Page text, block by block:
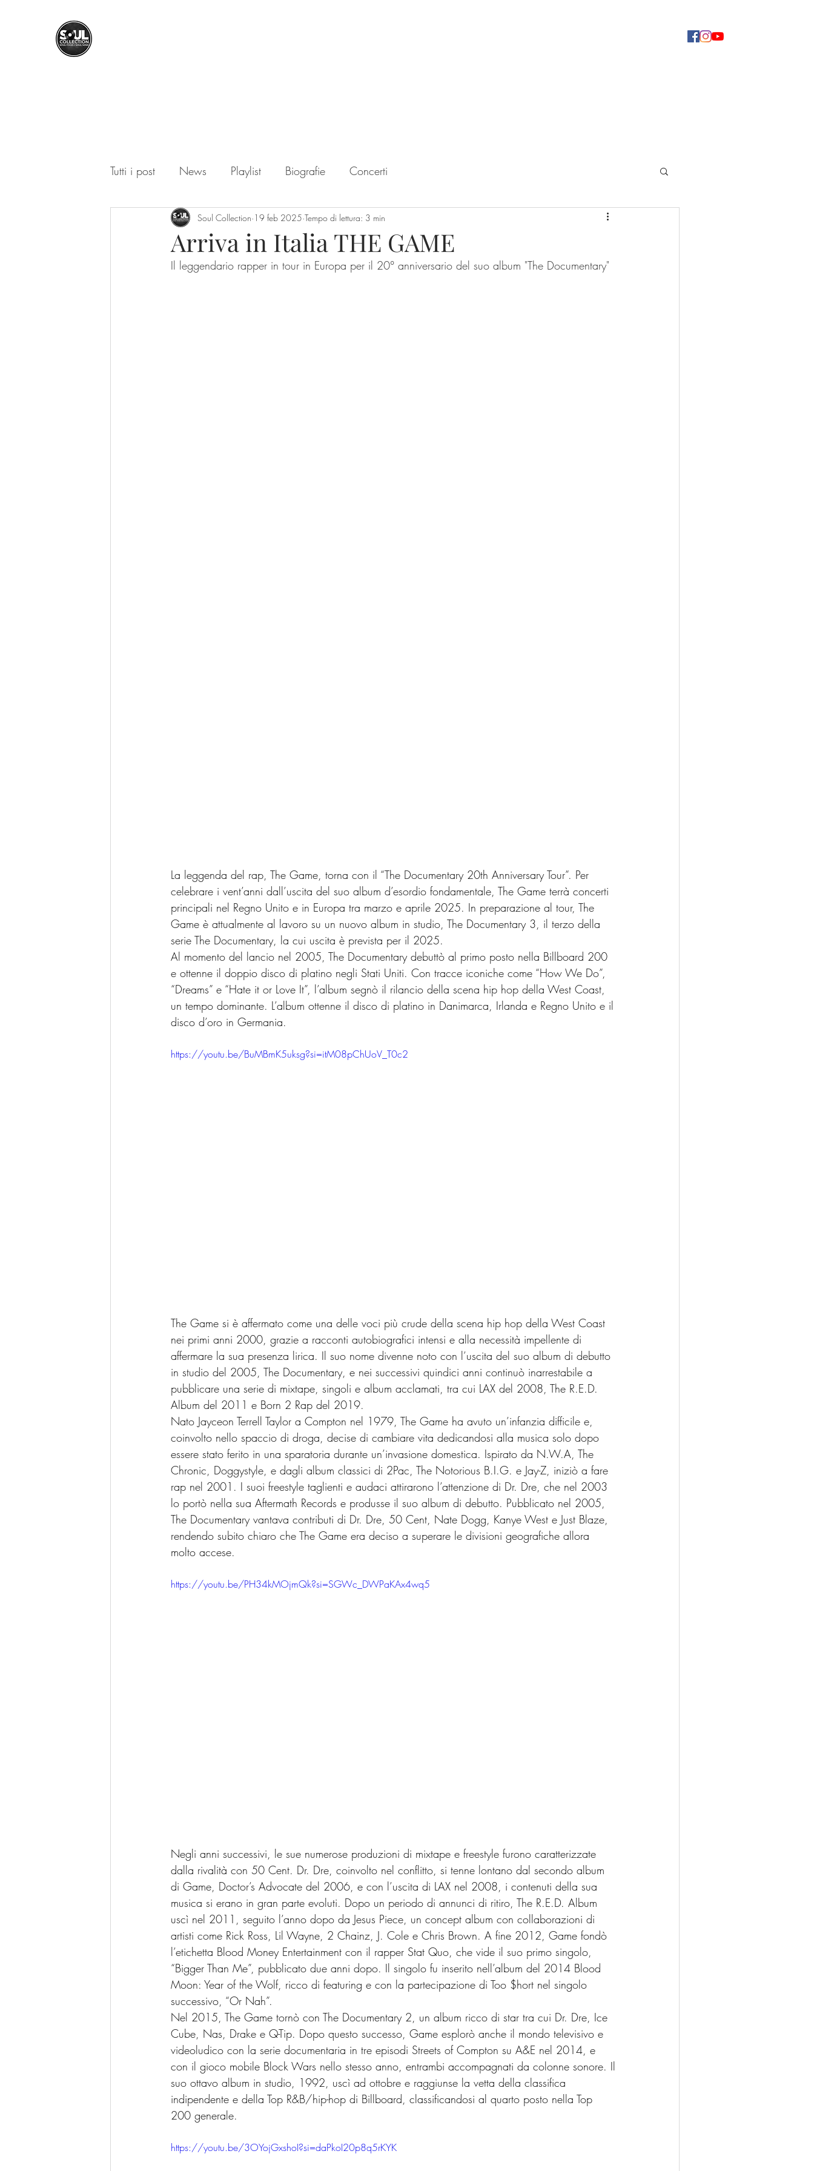
Tutti i post News Playlist Biografie Concerti
Arriva in Italia THE GAME
Soul Collection 19 feb 2025 Tempo di lettura: 3 min
Il leggendario rapper in tour in Europa per il 20° anniversario del suo album "The Documentary"
La leggenda del rap, The Game, torna con il “The Documentary 20th Anniversary Tour”. Per
celebrare i vent’anni dall’uscita del suo album d’esordio fondamentale, The Game terrà concerti
principali nel Regno Unito e in Europa tra marzo e aprile 2025. In preparazione al tour, The
Game è attualmente al lavoro su un nuovo album in studio, The Documentary 3, il terzo della
serie The Documentary, la cui uscita è prevista per il 2025.
Al momento del lancio nel 2005, The Documentary debuttò al primo posto nella Billboard 200
e ottenne il doppio disco di platino negli Stati Uniti. Con tracce iconiche come “How We Do”,
“Dreams” e “Hate it or Love It”, l’album segnò il rilancio della scena hip hop della West Coast,
un tempo dominante. L’album ottenne il disco di platino in Danimarca, Irlanda e Regno Unito e il
disco d’oro in Germania.
https://youtu.be/BuMBmK5uksg?si=itM08pChUoV_T0c2
The Game si è affermato come una delle voci più crude della scena hip hop della West Coast
nei primi anni 2000, grazie a racconti autobiografici intensi e alla necessità impellente di
affermare la sua presenza lirica. Il suo nome divenne noto con l’uscita del suo album di debutto
in studio del 2005, The Documentary, e nei successivi quindici anni continuò inarrestabile a
pubblicare una serie di mixtape, singoli e album acclamati, tra cui LAX del 2008, The R.E.D.
Album del 2011 e Born 2 Rap del 2019.
Nato Jayceon Terrell Taylor a Compton nel 1979, The Game ha avuto un’infanzia difficile e,
coinvolto nello spaccio di droga, decise di cambiare vita dedicandosi alla musica solo dopo
essere stato ferito in una sparatoria durante un’invasione domestica. Ispirato da N.W.A, The
Chronic, Doggystyle, e dagli album classici di 2Pac, The Notorious B.I.G. e Jay-Z, iniziò a fare
rap nel 2001. I suoi freestyle taglienti e audaci attirarono l’attenzione di Dr. Dre, che nel 2003
lo portò nella sua Aftermath Records e produsse il suo album di debutto. Pubblicato nel 2005,
The Documentary vantava contributi di Dr. Dre, 50 Cent, Nate Dogg, Kanye West e Just Blaze,
rendendo subito chiaro che The Game era deciso a superare le divisioni geografiche allora
molto accese.
https://youtu.be/PH34kMOjmQk?si=SGWc_DWPaKAx4wq5
Negli anni successivi, le sue numerose produzioni di mixtape e freestyle furono caratterizzate
dalla rivalità con 50 Cent. Dr. Dre, coinvolto nel conflitto, si tenne lontano dal secondo album
di Game, Doctor’s Advocate del 2006, e con l’uscita di LAX nel 2008, i contenuti della sua
musica si erano in gran parte evoluti. Dopo un periodo di annunci di ritiro, The R.E.D. Album
uscì nel 2011, seguito l’anno dopo da Jesus Piece, un concept album con collaborazioni di
artisti come Rick Ross, Lil Wayne, 2 Chainz, J. Cole e Chris Brown. A fine 2012, Game fondò
l’etichetta Blood Money Entertainment con il rapper Stat Quo, che vide il suo primo singolo,
“Bigger Than Me”, pubblicato due anni dopo. Il singolo fu inserito nell’album del 2014 Blood
Moon: Year of the Wolf, ricco di featuring e con la partecipazione di Too $hort nel singolo
successivo, “Or Nah”.
Nel 2015, The Game tornò con The Documentary 2, un album ricco di star tra cui Dr. Dre, Ice
Cube, Nas, Drake e Q-Tip. Dopo questo successo, Game esplorò anche il mondo televisivo e
videoludico con la serie documentaria in tre episodi Streets of Compton su A&E nel 2014, e
con il gioco mobile Block Wars nello stesso anno, entrambi accompagnati da colonne sonore. Il
suo ottavo album in studio, 1992, uscì ad ottobre e raggiunse la vetta della classifica
indipendente e della Top R&B/hip-hop di Billboard, classificandosi al quarto posto nella Top
200 generale.
https://youtu.be/3OYojGxshoI?si=daPkoI20p8q5rKYK